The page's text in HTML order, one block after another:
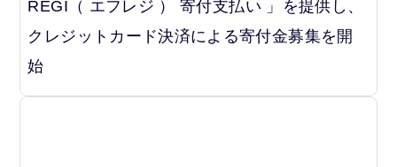
REGI（ エフレジ ） 寄付支払い 」を提供し、
クレジットカード決済による寄付金募集を開
始